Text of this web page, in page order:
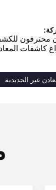
محترفون
كاشفات
غير الحديدية